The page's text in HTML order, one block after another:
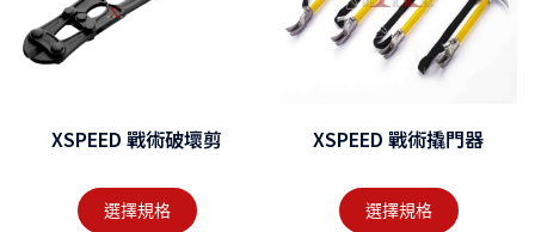
XSPEED 戰術破壞剪
選擇規格
XSPEED 戰術撬門器
選擇規格